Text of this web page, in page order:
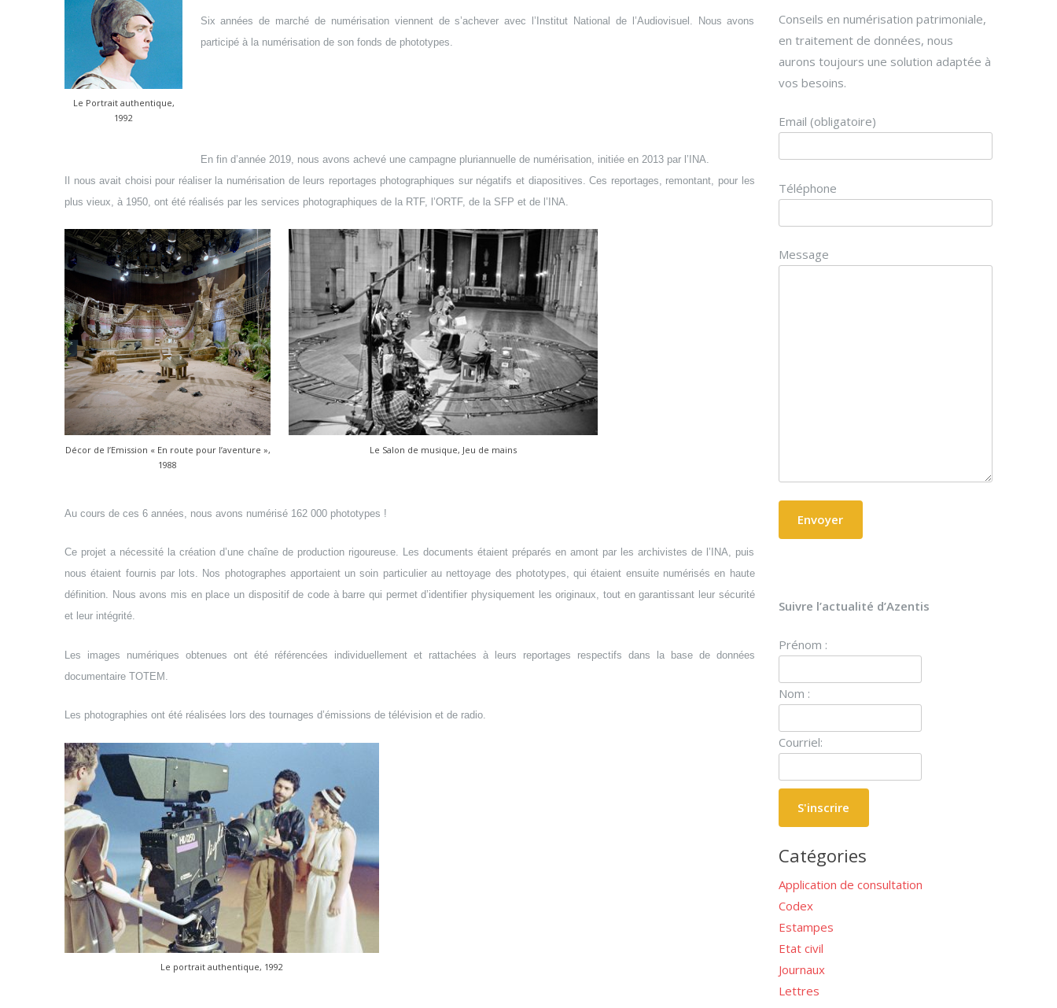
Le Portrait authentique,
1992
Six années de marché de numérisation viennent de s’achever avec l’Institut National de l’Audiovisuel. Nous avons
participé à la numérisation de son fonds de phototypes.
En fin d’année 2019, nous avons achevé une campagne pluriannuelle de numérisation, initiée en 2013 par l’INA.
Il nous avait choisi pour réaliser la numérisation de leurs reportages photographiques sur négatifs et diapositives. Ces reportages, remontant, pour les
plus vieux, à 1950, ont été réalisés par les services photographiques de la RTF, l’ORTF, de la SFP et de l’INA.
Décor de l’Emission « En route pour l’aventure »,
1988
Le Salon de musique, Jeu de mains
Au cours de ces 6 années, nous avons numérisé 162 000 phototypes !
Ce projet a nécessité la création d’une chaîne de production rigoureuse. Les documents étaient préparés en amont par les archivistes de l’INA, puis
nous étaient fournis par lots. Nos photographes apportaient un soin particulier au nettoyage des phototypes, qui étaient ensuite numérisés en haute
définition. Nous avons mis en place un dispositif de code à barre qui permet d’identifier physiquement les originaux, tout en garantissant leur sécurité
et leur intégrité.
Les images numériques obtenues ont été référencées individuellement et rattachées à leurs reportages respectifs dans la base de données
documentaire TOTEM.
Les photographies ont été réalisées lors des tournages d’émissions de télévision et de radio.
Le portrait authentique, 1992
Conseils en numérisation patrimoniale,
en traitement de données, nous
aurons toujours une solution adaptée à
vos besoins.
Email (obligatoire)
Téléphone
Message
Suivre l’actualité d’Azentis
Prénom :
Nom :
Courriel:
Catégories
Application de consultation
Codex
Estampes
Etat civil
Journaux
Lettres